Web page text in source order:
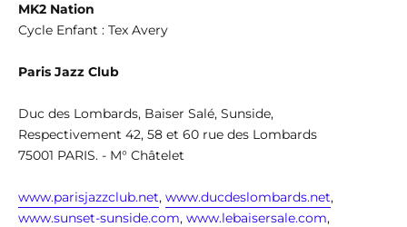
MK2 Nation
Cycle Enfant : Tex Avery
Paris Jazz Club
Duc des Lombards, Baiser Salé, Sunside,
Respectivement 42, 58 et 60 rue des Lombards
75001 PARIS. - M° Châtelet
www.parisjazzclub.net, www.ducdeslombards.net,
www.sunset-sunside.com, www.lebaisersale.com,